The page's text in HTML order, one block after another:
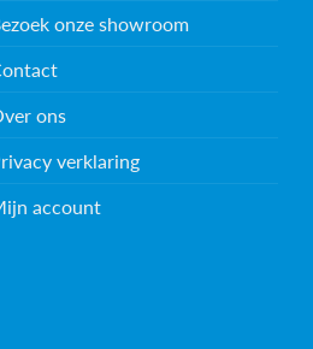
onze showroom
ons
verklaring
account